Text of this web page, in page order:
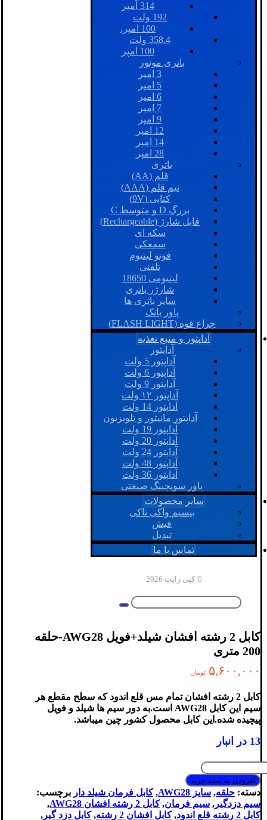
314 آمپر
192 ولت
100 امپر.
358.4 ولت
100 امپر
باتری موتور
3 امپر
5 امپر
6 امپر
7 امپر
9 امپر
12 امپر
14 امپر
28 امپر
باتری
قلم (AA)
نیم قلم (AAA)
کتابی (9V)
بزرگ D و متوسط C
قابل شارژ (Rechargeable)
سکه ای
سمعکی
فوتو لیتیوم
تلفنی
لیتیومی 18650
شارژر باتری
سایر باتری ها
پاور بانک
چراغ قوه (FLASH LIGHT)
آداپتور و منبع تغذیه
آداپتور
آداپتور 5 ولت
آداپتور 6 ولت
آداپتور 9 ولت
آداپتور ۱۲ ولت
آداپتور 14 ولت
آداپتور مانیتور و تلویزیون
آداپتور 19 ولت
آداپتور 20 ولت
آداپتور 24 ولت
آداپتور 48 ولت
آداپتور 36 ولت
پاور سویچینگ صنعتی
سایر محصولات
بیسیم واکی تاکی
فیش
تبدیل
تماس با ما
© کپی رایت 2026
کابل 2 رشته افشان شیلد+فویل AWG28-حلقه
200 متری
۵,۶۰۰,۰۰۰ تومان
کابل 2 رشته افشان تمام مس قلع اندود که سطح مقطع هر
سیم این کابل AWG28 است.به دور سیم ها شیلد و فویل
پیچیده شده.این کابل محصول کشور چین میباشد.
13 در انبار
2
رشته
افشان
شیلد+فویل
افزودن به سبد خرید
دسته: حلقه, سایز AWG28 ,کابل فرمان شیلد دار برچسب:
سیم دزدگیر , سیم فرمان,کابل 2 رشته افشان AWG28
,
کابل 2 رشته قلع اندود
,کابل افشان 2 رشته ,کابل دزد گیر ,